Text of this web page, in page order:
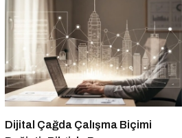
Dijital Çağda Çalışma Biçimi